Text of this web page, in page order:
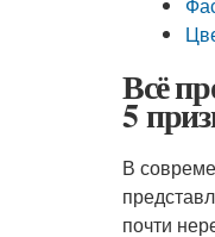
Всё
5
В
почти